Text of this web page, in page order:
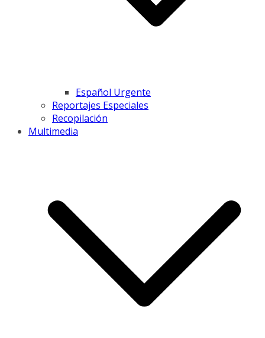
Español Urgente
Reportajes Especiales
Recopilación
Multimedia